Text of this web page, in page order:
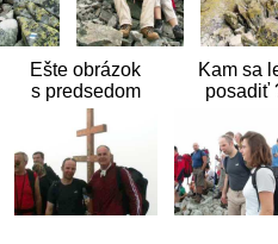
Ešte obrázok
s predsedom
Kam sa
posadiť